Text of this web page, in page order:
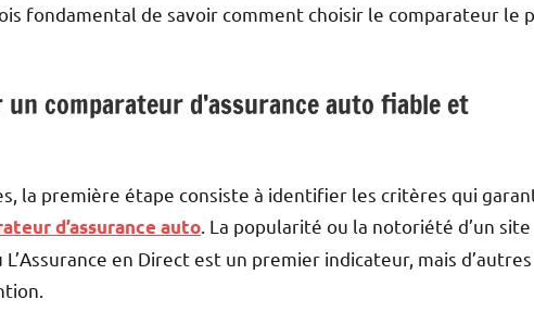
fondamental de savoir comment choisir le comparateur le
comparateur d’assurance auto fiable et
la première étape consiste à identifier les critères qui
d’assurance auto . La popularité ou la notoriété d’un site
en Direct est un premier indicateur, mais d’autres